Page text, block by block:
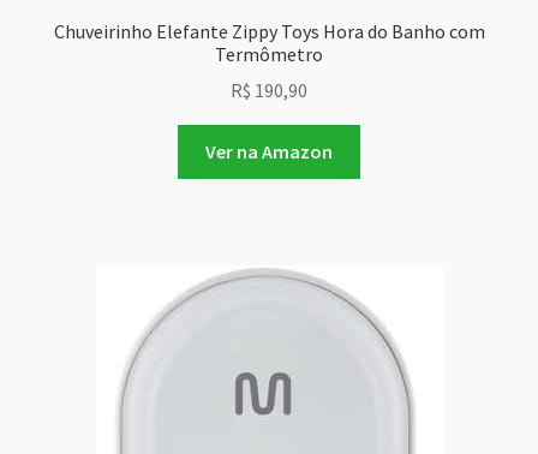
Chuveirinho Elefante Zippy Toys Hora do Banho com
Termômetro
R$ 190,90
Ver na Amazon